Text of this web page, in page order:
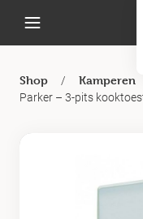
Shop / Kamperen
Parker – 3-pits